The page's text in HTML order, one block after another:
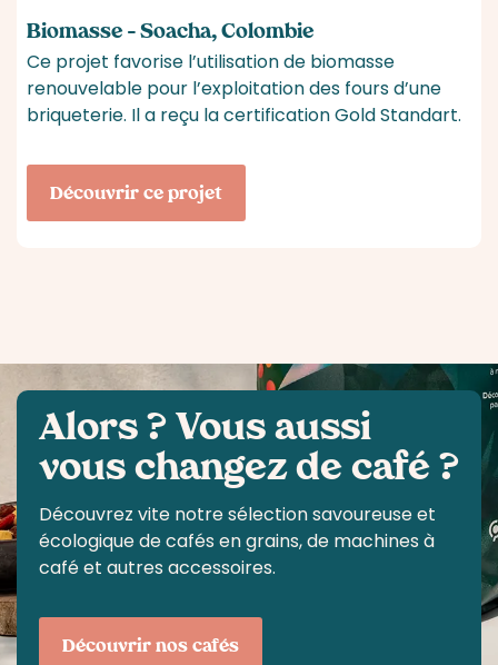
Biomasse – Soacha, Colombie
Ce projet favorise l’utilisation de biomasse
renouvelable pour l’exploitation des fours d’une
briqueterie. Il a reçu la certification Gold Standart.
Découvrir ce projet
Alors ? Vous aussi
vouschangez de café ?
Découvrez vite notre sélection savoureuse et
écologique de cafés en grains, de machines à
café et autres accessoires.
Découvrir nos cafés